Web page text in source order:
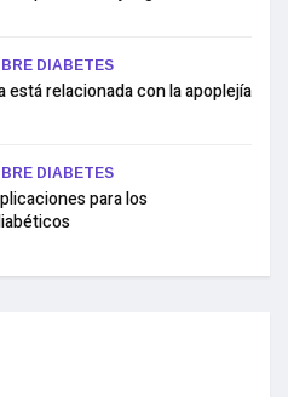
DIABETES
está relacionada con la apoplejía
DIABETES
para los